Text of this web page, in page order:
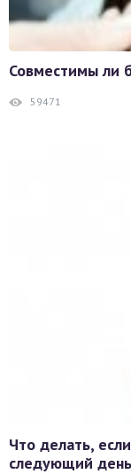
Совместимы ли
59471
Что делать,
следующий